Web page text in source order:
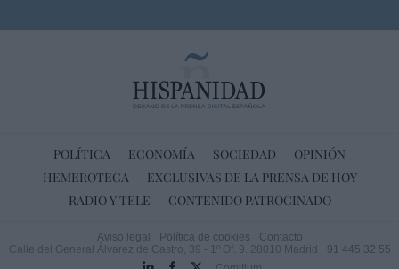
POLÍTICA ECONOMÍA SOCIEDAD
OPINIÓN
HEMEROTECA
EXCLUSIVAS DE LA PRENSA DE HOY
RADIO Y TELE
CONTENIDO PATROCINADO
Aviso legal Política de cookies
Contacto
Calle del General Álvarez de Castro, 39 - 1º Of. 9. 28010 Madrid
91 445 32 55